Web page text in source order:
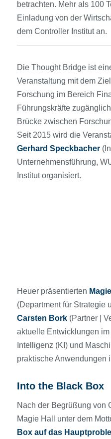
betrachten. Mehr als 100
Einladung von der
dem Controller Institut an.
Die Thought Bridge ist
Veranstaltung mit dem
Forschung im Bereich
Führungskräfte
Brücke zwischen
Seit 2015 wird die
Gerhard Speckbacher
Unternehmensführung,
Institut organisiert.
Heuer präsentierten Magie
(Department für Strategie
Carsten Bork(Partner |
aktuelle Entwicklungen
Intelligenz (KI) und
praktische Anwendungen
Into the Black Box
Nach der Begrüßung von
Magie Hall unter dem
Box auf das